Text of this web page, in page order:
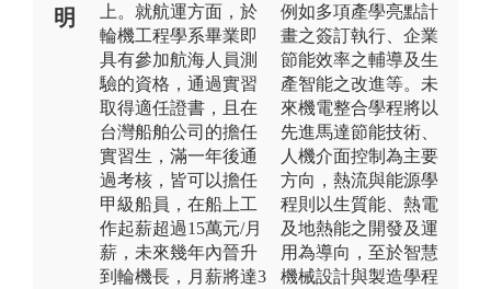
明
上。就航運方面，於
輪機工程學系畢業即
具有參加航海人員測
驗的資格，通過實習
取得適任證書，且在
台灣船舶公司的擔任
實習生，滿一年後通
過考核，皆可以擔任
甲級船員，在船上工
作起薪超過15萬元/月
薪，未來幾年內晉升
到輪機長，月薪將達3
例如多項產學亮點計
畫之簽訂執行、企業
節能效率之輔導及生
產智能之改進等。未
來機電整合學程將以
先進馬達節能技術、
人機介面控制為主要
方向，熱流與能源學
程則以生質能、熱電
及地熱能之開發及運
用為導向，至於智慧
機械設計與製造學程